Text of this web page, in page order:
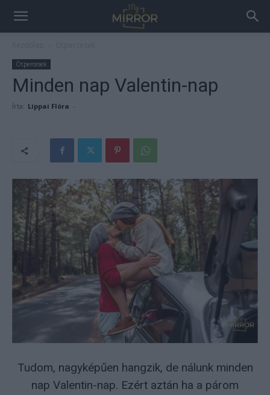
Ötpercesek
Minden nap Valentin-nap
Írta: Lippai Flóra -
Tudom, nagyképűen hangzik, de nálunk minden
nap Valentin-nap. Ezért aztán ha a párom